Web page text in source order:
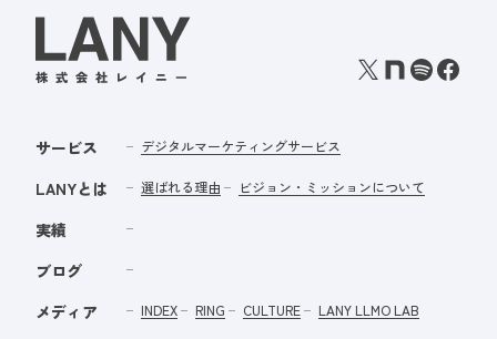
サービス デジタルマーケティングサービス
LANYとは 選ばれる理由 ビジョン・ミッションについて
実績
ブログ
メディア
INDEX RING CULTURE LANY LLMO LAB